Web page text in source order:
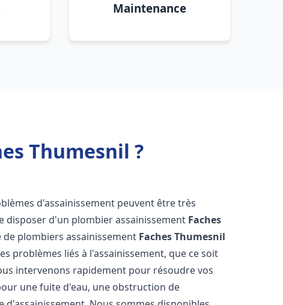
Maintenance
Thumesnil ?
d'assainissement peuvent être très
disposer d'un plombier assainissement Faches
plombiers assainissement Faches Thumesnil
problèmes liés à l'assainissement, que ce soit
intervenons rapidement pour résoudre vos
une fuite d'eau, une obstruction de